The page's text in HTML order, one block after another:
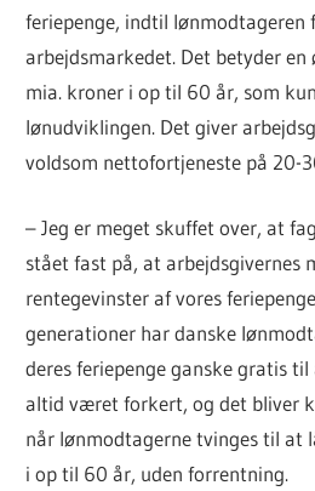
feriepenge, indtil lønmodtageren
arbejdsmarkedet. Det betyder
mia. kroner i op til 60 år, som
lønudviklingen. Det giver
voldsom nettofortjeneste på 20-
– Jeg er meget skuffet over, at
stået fast på, at arbejdsgivernes
rentegevinster af vores
generationer har danske
deres feriepenge ganske gratis
altid været forkert, og det bliver
når lønmodtagerne tvinges til at
i op til 60 år, uden forrentning.